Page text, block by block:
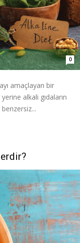
0
amaçlayan bir
alkali gıdaların